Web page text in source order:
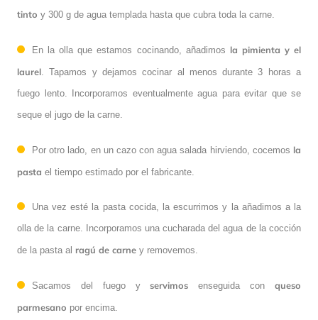
tinto y 300 g de agua templada hasta que cubra toda la carne.
En la olla que estamos cocinando, añadimos la pimienta y el
laurel . Tapamos y dejamos cocinar al menos durante 3 horas a
fuego lento. Incorporamos eventualmente agua para evitar que se
seque el jugo de la carne.
Por otro lado, en un cazo con agua salada hirviendo, cocemos la
pasta el tiempo estimado por el fabricante.
Una vez esté la pasta cocida, la escurrimos y la añadimos a la
olla de la carne. Incorporamos una cucharada del agua de la cocción
de la pasta al ragú de carne y removemos.
Sacamos del fuego yservimos enseguida con queso
parmesano por encima.